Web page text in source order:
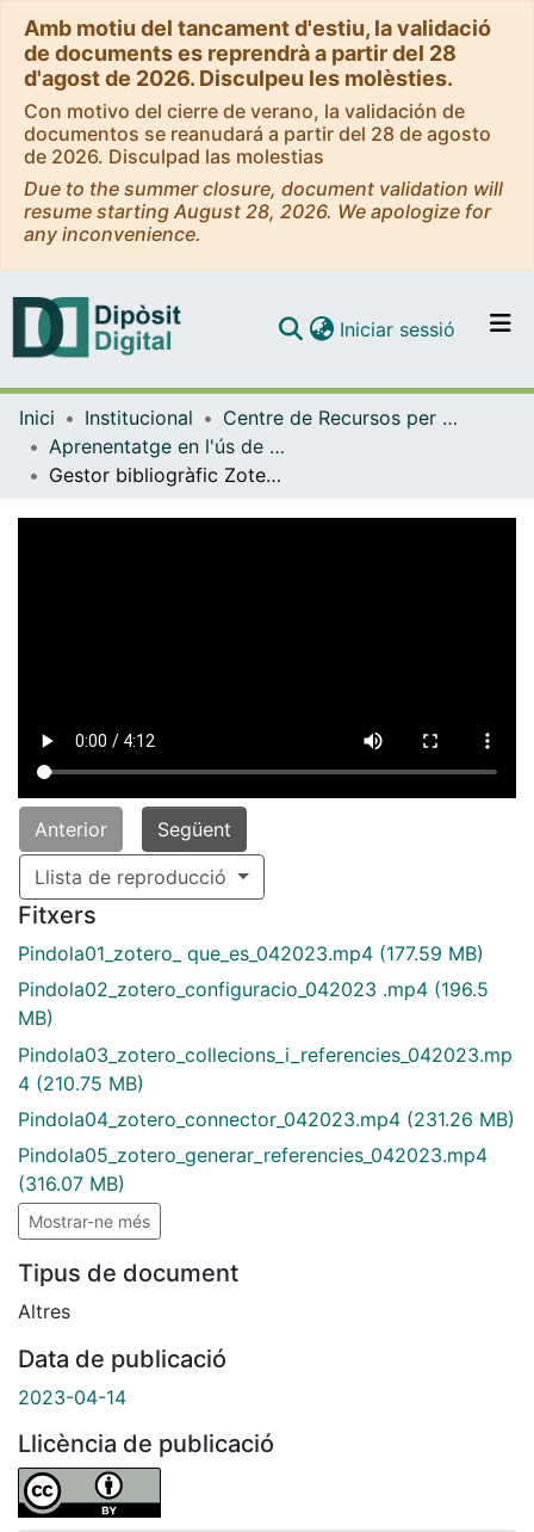
Amb motiu del tancament d'estiu, la validació
de documents es reprendrà a partir del 28
d'agost de 2026. Disculpeu les molèsties.
Con motivo del cierre de verano, la validación de
documentos se reanudará a partir del 28 de agosto
de 2026. Disculpad las molestias
Due to the summer closure, document validation will
resume starting August 28, 2026. We apologize for
any inconvenience.
Navega per tot el DD
Com publicar
Contacte
Iniciar sessió (current)
Inici Institucional
Centre de Recursos per a l'Aprenentatge i la Investigació (CRAI-UB) - Institucional
Aprenentatge en l'ús de serveis i recursos d'informació: tutorials i guies (CRAI-UB)
Gestor bibliogràfic Zotero 2023 [en set píndoles]. [vídeo]
Anterior
Següent
Llista de reproducció
Fitxers
Pindola01_zotero_ que_es_042023.mp4 (177.59 MB)
Pindola02_zotero_configuracio_042023 .mp4 (196.5
MB)
Pindola03_zotero_collecions_i_referencies_042023.mp
4 (210.75 MB)
Pindola04_zotero_connector_042023.mp4 (231.26 MB)
Pindola05_zotero_generar_referencies_042023.mp4
(316.07 MB)
Mostrar-ne més
Tipus de document
Altres
Data de publicació
2023-04-14
Llicència de publicació